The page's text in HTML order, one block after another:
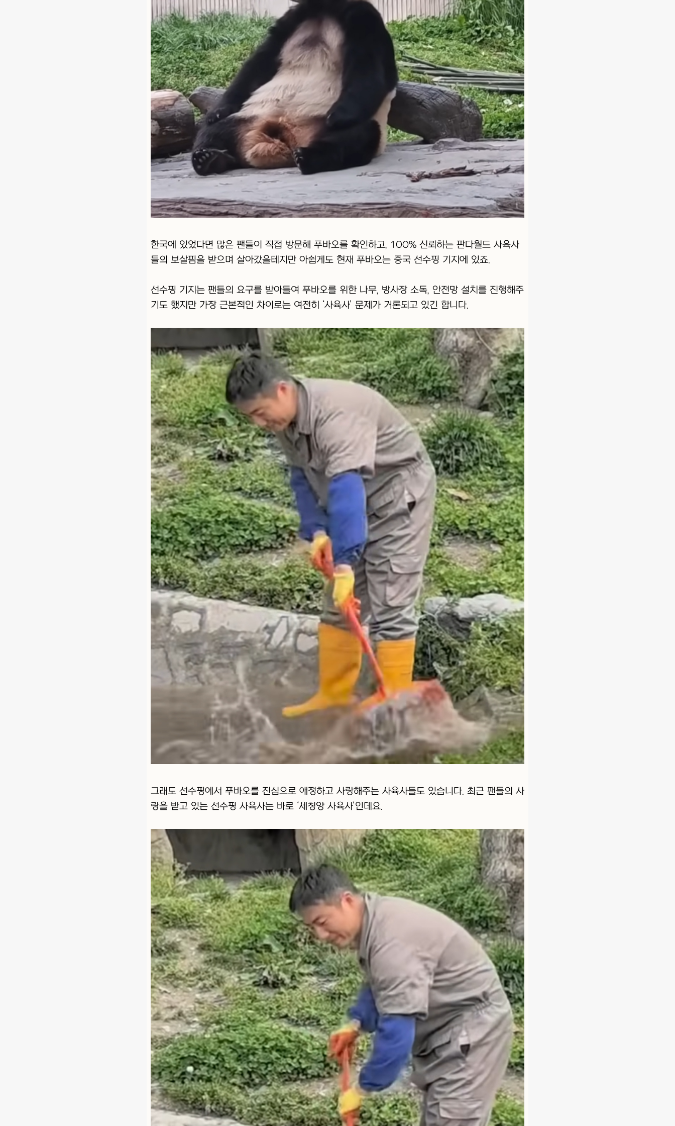
한국에 있었다면 많은 팬들이 직접 방문해 푸바오를 확인하고, 100% 신뢰하는 판다월드 사육사
들의 보살핌을 받으며 살아갔을테지만 아쉽게도 현재 푸바오는 중국 선수핑 기지에 있죠.
선수핑 기지는 팬들의 요구를 받아들여 푸바오를 위한 나무, 방사장 소독, 안전망 설치를 진행해주
기도 했지만 가장 근본적인 차이로는 여전히 ‘사육사’ 문제가 거론되고 있긴 합니다.
그래도 선수핑에서 푸바오를 진심으로 애정하고 사랑해주는 사육사들도 있습니다. 최근 팬들의 사
랑을 받고 있는 선수핑 사육사는 바로 ‘세칭양 사육사’인데요.